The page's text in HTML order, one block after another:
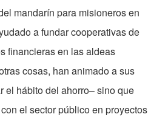
mandarín para misioneros en
a fundar cooperativas de
financieras en las aldeas
cosas, han animado a sus
el hábito del ahorro– sino que
el sector público en proyectos